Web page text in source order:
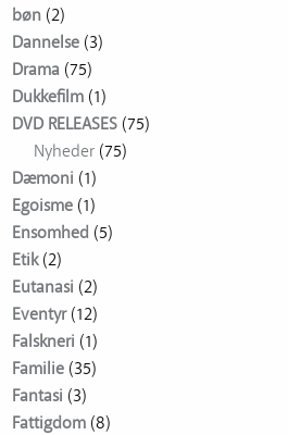
bøn (2)
Dannelse (3)
Drama (75)
Dukkefilm (1)
DVD RELEASES (75)
Nyheder (75)
Dæmoni (1)
Egoisme (1)
Ensomhed (5)
Etik(2)
Eutanasi (2)
Eventyr(12)
Falskneri (1)
Familie (35)
Fantasi (3)
Fattigdom (8)